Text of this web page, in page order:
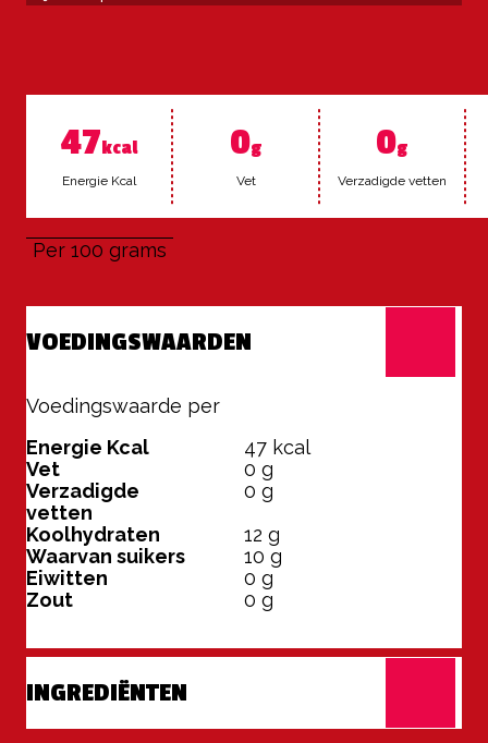
47kcal
Ener­gie Kcal
0g
Vet
0g
Ver­za­dig­de vet­ten
Per 100 grams
VOEDINGSWAARDEN
Voedingswaarde per
Energie Kcal 47 kcal
Vet
0 g
Verzadigde
vetten
0 g
Koolhydraten
12 g
Waarvan suikers
10 g
Eiwitten
0 g
Zout
0 g
INGREDIËNTEN